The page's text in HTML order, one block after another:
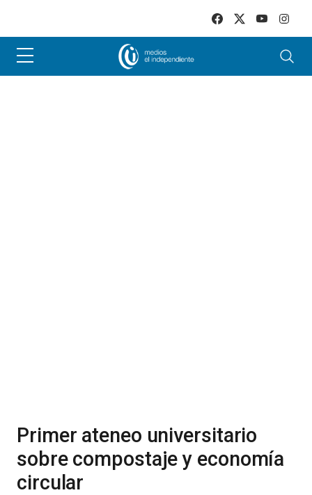
Primer ateneo universitario
sobre compostaje y economía
circular